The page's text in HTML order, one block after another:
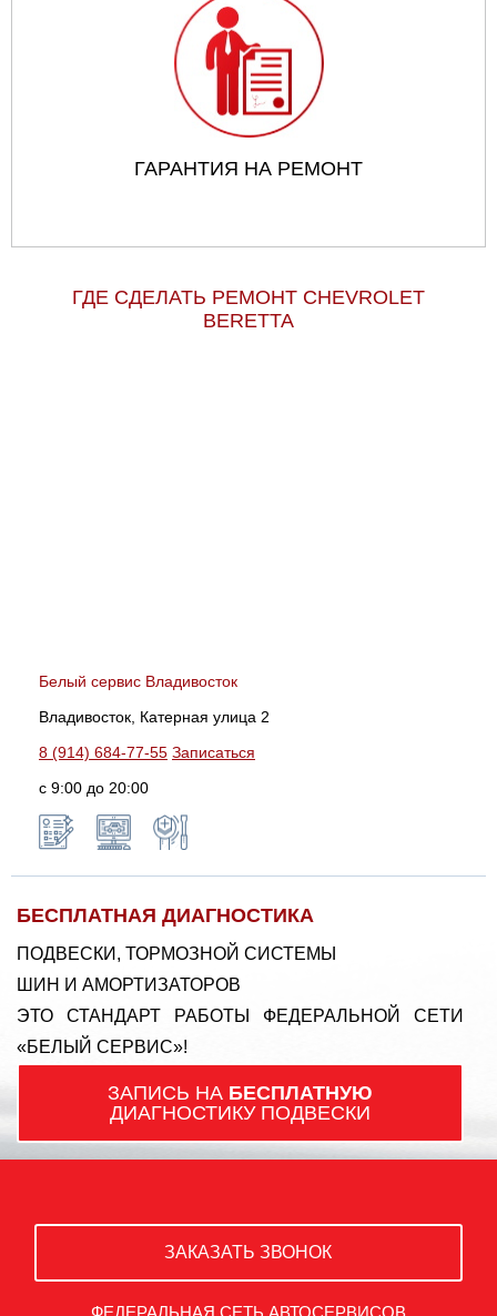
ГАРАНТИЯ НА РЕМОНТ
ГДЕ СДЕЛАТЬ РЕМОНТ CHEVROLET
BERETTA
Белый сервис Владивосток
Владивосток, Катерная улица 2
8 (914) 684-77-55 Записаться
с 9:00 до 20:00
БЕСПЛАТНАЯ ДИАГНОСТИКА
ПОДВЕСКИ, ТОРМОЗНОЙ СИСТЕМЫ
ШИН И АМОРТИЗАТОРОВ
ЭТО СТАНДАРТ РАБОТЫ ФЕДЕРАЛЬНОЙ СЕТИ
«БЕЛЫЙ СЕРВИС»!
ЗАПИСЬ НА БЕСПЛАТНУЮ
ДИАГНОСТИКУ ПОДВЕСКИ
ЗАКАЗАТЬ ЗВОНОК
ФЕДЕРАЛЬНАЯ СЕТЬ АВТОСЕРВИСОВ